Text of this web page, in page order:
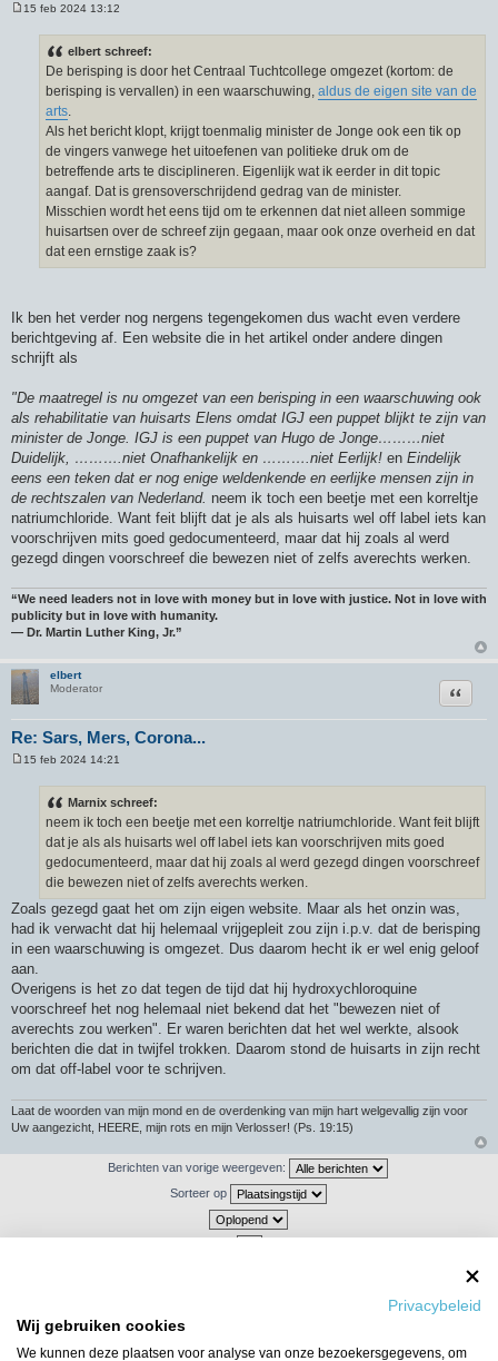
Privacybeleid
Wij gebruiken cookies
We kunnen deze plaatsen voor analyse van onze bezoekersgegevens, om
15 feb 2024 13:12
elbert schreef:
De berisping is door het Centraal Tuchtcollege omgezet (kortom: de
berisping is vervallen) in een waarschuwing, aldus de eigen site van de
arts
Als het bericht klopt, krijgt toenmalig minister de Jonge ook een tik op
de vingers vanwege het uitoefenen van politieke druk om de
betreffende arts te disciplineren. Eigenlijk wat ik eerder in dit topic
aangaf. Dat is grensoverschrijdend gedrag van de minister.
Misschien wordt het eens tijd om te erkennen dat niet alleen sommige
huisartsen over de schreef zijn gegaan, maar ook onze overheid en dat
dat een ernstige zaak is?
Ik ben het verder nog nergens tegengekomen dus wacht even verdere
berichtgeving af. Een website die in het artikel onder andere dingen
schrijft als
"De maatregel is nu omgezet van een berisping in een waarschuwing ook
als rehabilitatie van huisarts Elens omdat IGJ een puppet blijkt te zijn van
minister de Jonge. IGJ is een puppet van Hugo de Jonge………niet
Duidelijk, ……….niet Onafhankelijk en ……….niet Eerlijk! en Eindelijk
eens een teken dat er nog enige weldenkende en eerlijke mensen zijn in
de rechtszalen van Nederland. neem ik toch een beetje met een korreltje
natriumchloride. Want feit blijft dat je als als huisarts wel off label iets kan
voorschrijven mits goed gedocumenteerd, maar dat hij zoals al werd
gezegd dingen voorschreef die bewezen niet of zelfs averechts werken.
“We need leaders not in love with money but in love with justice. Not in love with
publicity but in love with humanity.
― Dr. Martin Luther King, Jr.”
elbert
Moderator
Re: Sars, Mers, Corona...
Citeer
15 feb 2024 14:21
Marnix schreef:
neem ik toch een beetje met een korreltje natriumchloride. Want feit blijft
dat je als als huisarts wel off label iets kan voorschrijven mits goed
gedocumenteerd, maar dat hij zoals al werd gezegd dingen voorschreef
die bewezen niet of zelfs averechts werken.
Zoals gezegd gaat het om zijn eigen website. Maar als het onzin was,
had ik verwacht dat hij helemaal vrijgepleit zou zijn i.p.v. dat de berisping
in een waarschuwing is omgezet. Dus daarom hecht ik er wel enig geloof
aan.
Overigens is het zo dat tegen de tijd dat hij hydroxychloroquine
voorschreef het nog helemaal niet bekend dat het "bewezen niet of
averechts zou werken". Er waren berichten dat het wel werkte, alsook
berichten die dat in twijfel trokken. Daarom stond de huisarts in zijn recht
om dat off-label voor te schrijven.
Laat de woorden van mijn mond en de overdenking van mijn hart welgevallig zijn voor
Uw aangezicht, HEERE, mijn rots en mijn Verlosser! (Ps. 19:15)
Berichten van vorige weergeven:
Sorteer op